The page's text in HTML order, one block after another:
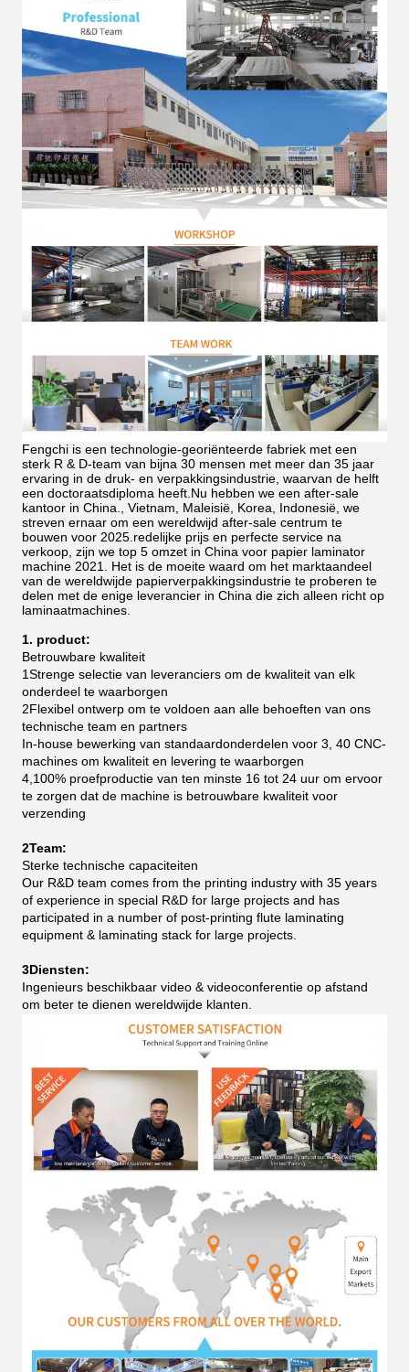
Fengchi is een technologie-georiënteerde fabriek met een
sterk R & D-team van bijna 30 mensen met meer dan 35 jaar
ervaring in de druk- en verpakkingsindustrie, waarvan de helft
een doctoraatsdiploma heeft.Nu hebben we een after-sale
kantoor in China., Vietnam, Maleisië, Korea, Indonesië, we
streven ernaar om een wereldwijd after-sale centrum te
bouwen voor 2025.redelijke prijs en perfecte service na
verkoop, zijn we top 5 omzet in China voor papier laminator
machine 2021. Het is de moeite waard om het marktaandeel
van de wereldwijde papierverpakkingsindustrie te proberen te
delen met de enige leverancier in China die zich alleen richt op
laminaatmachines.
1. product:
Betrouwbare kwaliteit
1Strenge selectie van leveranciers om de kwaliteit van elk
onderdeel te waarborgen
2Flexibel ontwerp om te voldoen aan alle behoeften van ons
technische team en partners
In-house bewerking van standaardonderdelen voor 3, 40 CNC-
machines om kwaliteit en levering te waarborgen
4,100% proefproductie van ten minste 16 tot 24 uur om ervoor
te zorgen dat de machine is betrouwbare kwaliteit voor
verzending
2Team:
Sterke technische capaciteiten
Our R&D team comes from the printing industry with 35 years
of experience in special R&D for large projects and has
participated in a number of post-printing flute laminating
equipment & laminating stack for large projects.
3Diensten:
Ingenieurs beschikbaar video & videoconferentie op afstand
om beter te dienen wereldwijde klanten.